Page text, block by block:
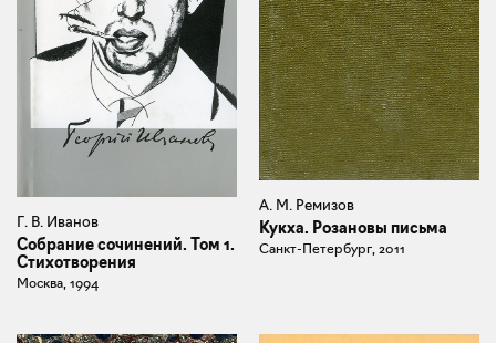
Г. В. Иванов
Собрание сочинений. Том 1.
Стихотворения
Москва, 1994
А. М. Ремизов
Кукха. Розановы письма
Санкт-Петербург, 2011